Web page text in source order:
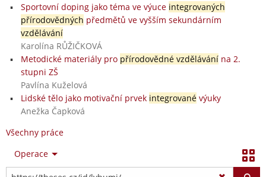
Sportovní doping jako téma ve výuce integrovaných
přírodovědných předmětů ve vyšším sekundárním
vzdělávání
Karolína RŮŽIČKOVÁ
Metodické materiály pro přírodovědné vzdělávánína 2.
stupni ZŠ
Pavlína Kuželová
Lidské tělo jako motivační prvek integrovanévýuky
Anežka Čapková
Všechny práce
Operace